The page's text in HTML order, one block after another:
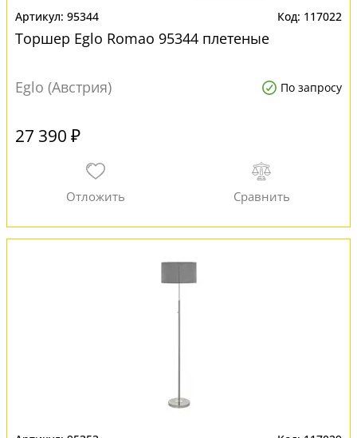
95344 117022
Торшер Eglo Romao 95344 плетеные
Eglo (Австрия) По запросу
27 390 ₽